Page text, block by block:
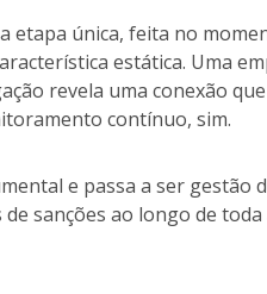
etapa única, feita no
estática. Uma
revela uma conexão
contínuo, sim.
e passa a ser gestão
sanções ao longo de toda